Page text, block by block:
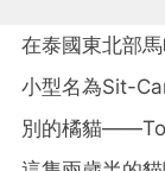
在泰國東北部
小型名為Sit-
別的橘貓